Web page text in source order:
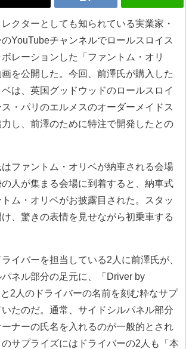
LINE
クターとしても知られている実業家・
YouTubeチャンネルでロールスロイス
ボレーションした「ファントム・オリ
を公開した。今回、前澤氏が購入した
は、英国グッドウッドのロールスロイ
ス・パリのエルメスのオーダーメイドス
し、前澤のために特注で開発したとの
ファントム・オリベが納車される会場
人が集まる会場に到着すると、納車式
ム・オリベがお披露目された。スタッ
、驚きの表情を見せながら初乗車する
イバーを担当している2人に前澤氏が、
ネル部分の足元に、「Driver by
2人のドライバーの名前を刻む粋なサプ
たのだ。通常、サイドシルパネル部分
ナーの氏名を入れるのが一般的とされ